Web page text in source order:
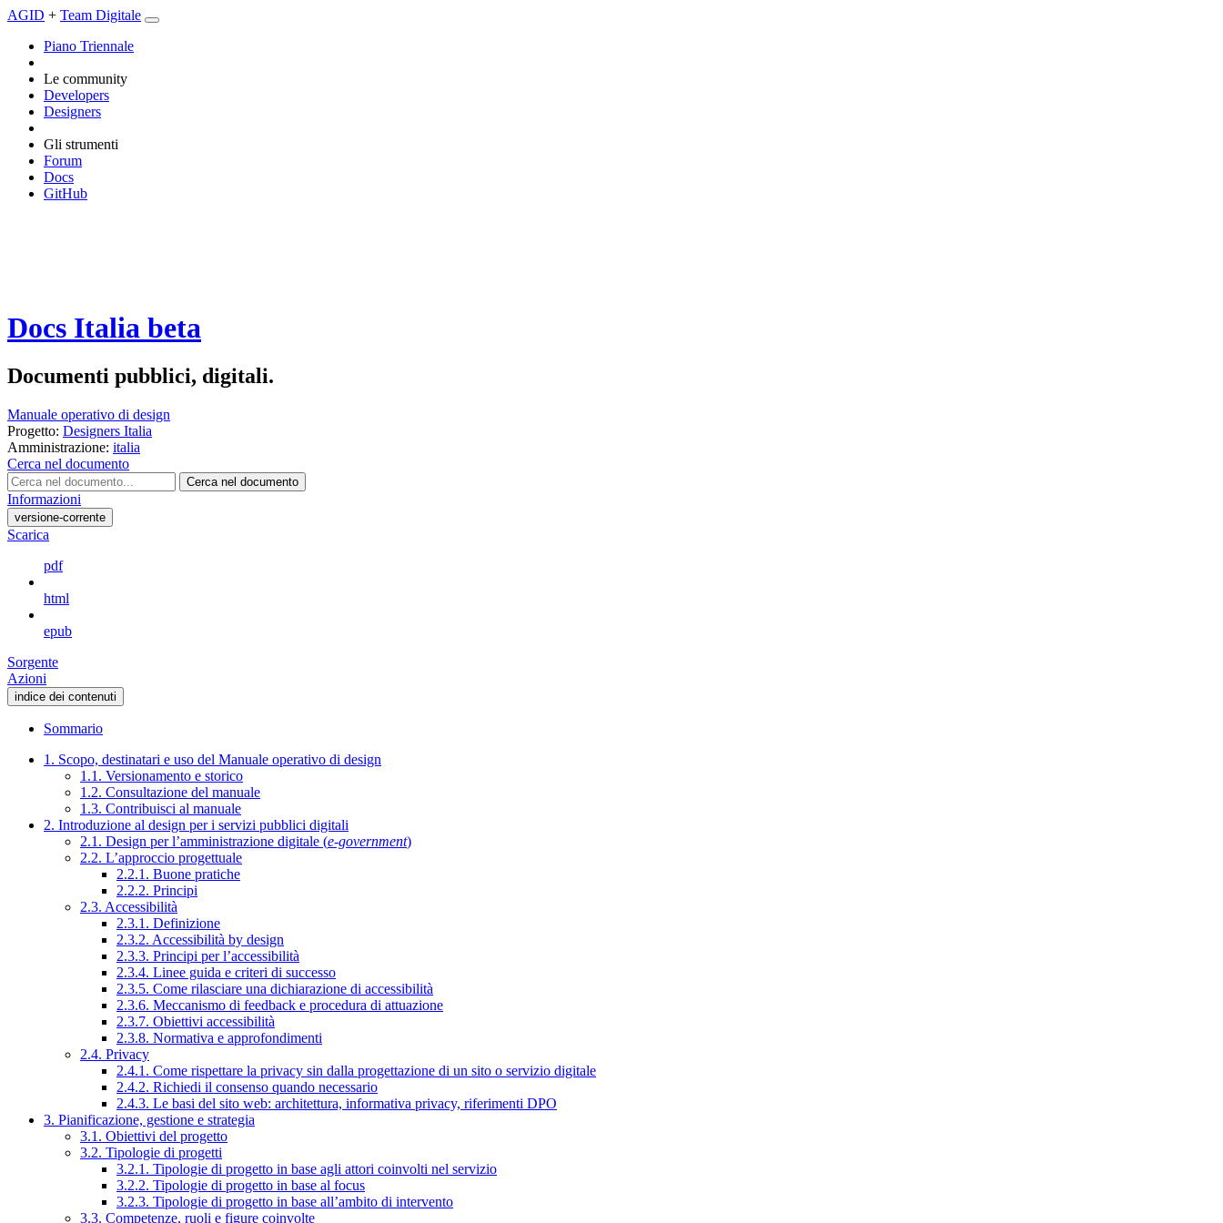
AGID + Team Digitale
Piano Triennale
Le community
Developers
Designers
Gli strumenti
Forum
Docs
GitHub
Docs Italia beta
Documenti pubblici, digitali.
Manuale operativo di design
Progetto: Designers Italia
Amministrazione: italia
Cerca nel documento
Cerca nel documento
Informazioni
versione-corrente
Scarica
pdf
html
epub
Sorgente
Azioni
indice dei contenuti
Sommario
1. Scopo, destinatari e uso del Manuale operativo di design
1.1. Versionamento e storico
1.2. Consultazione del manuale
1.3. Contribuisci al manuale
2. Introduzione al design per i servizi pubblici digitali
2.1. Design per l’amministrazione digitale (e-government)
2.2. L’approccio progettuale
2.2.1. Buone pratiche
2.2.2. Principi
2.3. Accessibilità
2.3.1. Definizione
2.3.2. Accessibilità by design
2.3.3. Principi per l’accessibilità
2.3.4. Linee guida e criteri di successo
2.3.5. Come rilasciare una dichiarazione di accessibilità
2.3.6. Meccanismo di feedback e procedura di attuazione
2.3.7. Obiettivi accessibilità
2.3.8. Normativa e approfondimenti
2.4. Privacy
2.4.1. Come rispettare la privacy sin dalla progettazione di un sito o servizio digitale
2.4.2. Richiedi il consenso quando necessario
2.4.3. Le basi del sito web: architettura, informativa privacy, riferimenti DPO
3. Pianificazione, gestione e strategia
3.1. Obiettivi del progetto
3.2. Tipologie di progetti
3.2.1. Tipologie di progetto in base agli attori coinvolti nel servizio
3.2.2. Tipologie di progetto in base al focus
3.2.3. Tipologie di progetto in base all’ambito di intervento
3.3. Competenze, ruoli e figure coinvolte